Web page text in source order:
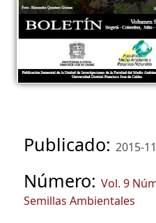
Publicado: 2015-
Número: Vol. 9
Semillas Ambientales